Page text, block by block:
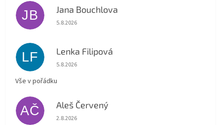
JB Jana Bouchlova
Hodnocení obchodu je 5 z 5 hvězdiček.
5.8.2026
LF Lenka Filipová
Hodnocení obchodu je 5 z 5 hvězdiček.
5.8.2026
Vše v pořádku
AČ Aleš Červený
Hodnocení obchodu je 5 z 5 hvězdiček.
2.8.2026